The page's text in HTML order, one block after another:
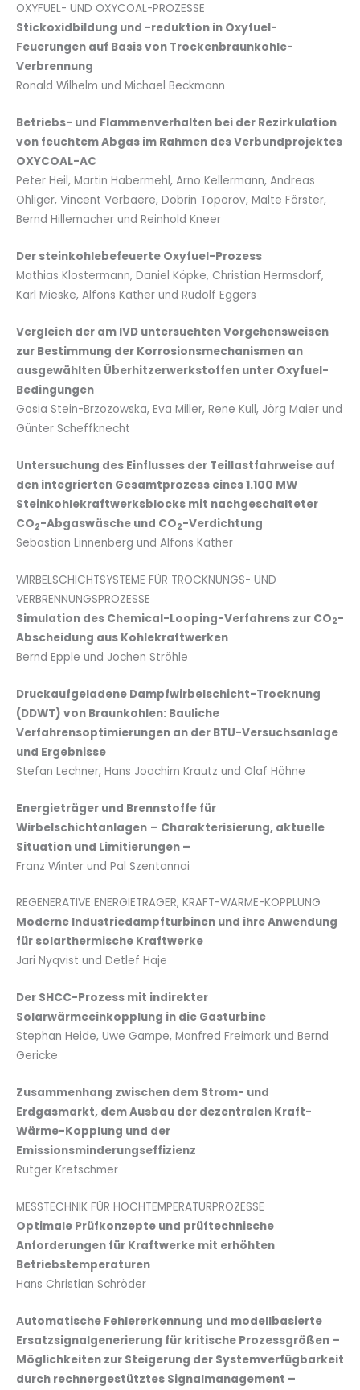
OXYFUEL- UND OXYCOAL-PROZESSE
Stickoxidbildung und -reduktion in Oxyfuel-
Feuerungen auf Basis von Trockenbraunkohle-
Verbrennung
Ronald Wilhelm und Michael Beckmann
Betriebs- und Flammenverhalten bei der Rezirkulation
von feuchtem Abgas im Rahmen des Verbundprojektes
OXYCOAL-AC
Peter Heil, Martin Habermehl, Arno Kellermann, Andreas
Ohliger, Vincent Verbaere, Dobrin Toporov, Malte Förster,
Bernd Hillemacher und Reinhold Kneer
Der steinkohlebefeuerte Oxyfuel-Prozess
Mathias Klostermann, Daniel Köpke, Christian Hermsdorf,
Karl Mieske, Alfons Kather und Rudolf Eggers
Vergleich der am IVD untersuchten Vorgehensweisen
zur Bestimmung der Korrosionsmechanismen an
ausgewählten Überhitzerwerkstoffen unter Oxyfuel-
Bedingungen
Gosia Stein-Brzozowska, Eva Miller, Rene Kull, Jörg Maier und
Günter Scheffknecht
Untersuchung des Einflusses der Teillastfahrweise auf
den integrierten Gesamtprozess eines 1.100 MW
Steinkohlekraftwerksblocks mit nachgeschalteter
CO2-Abgaswäsche und CO2-Verdichtung
Sebastian Linnenberg und Alfons Kather
WIRBELSCHICHTSYSTEME FÜR TROCKNUNGS- UND
VERBRENNUNGSPROZESSE
Simulation des Chemical-Looping-Verfahrens zur CO2-
Abscheidung aus Kohlekraftwerken
Bernd Epple und Jochen Ströhle
Druckaufgeladene Dampfwirbelschicht-Trocknung
(DDWT) von Braunkohlen: Bauliche
Verfahrensoptimierungen an der BTU-Versuchsanlage
und Ergebnisse
Stefan Lechner, Hans Joachim Krautz und Olaf Höhne
Energieträger und Brennstoffe für
Wirbelschichtanlagen – Charakterisierung, aktuelle
Situation und Limitierungen –
Franz Winter und Pal Szentannai
REGENERATIVE ENERGIETRÄGER, KRAFT-WÄRME-KOPPLUNG
Moderne Industriedampfturbinen und ihre Anwendung
für solarthermische Kraftwerke
Jari Nyqvist und Detlef Haje
Der SHCC-Prozess mit indirekter
Solarwärmeeinkopplung in die Gasturbine
Stephan Heide, Uwe Gampe, Manfred Freimark und Bernd
Gericke
Zusammenhang zwischen dem Strom- und
Erdgasmarkt, dem Ausbau der dezentralen Kraft-
Wärme-Kopplung und der
Emissionsminderungseffizienz
Rutger Kretschmer
MESSTECHNIK FÜR HOCHTEMPERATURPROZESSE
Optimale Prüfkonzepte und prüftechnische
Anforderungen für Kraftwerke mit erhöhten
Betriebstemperaturen
Hans Christian Schröder
Automatische Fehlererkennung und modellbasierte
Ersatzsignalgenerierung für kritische Prozessgrößen –
Möglichkeiten zur Steigerung der Systemverfügbarkeit
durch rechnergestütztes Signalmanagement –